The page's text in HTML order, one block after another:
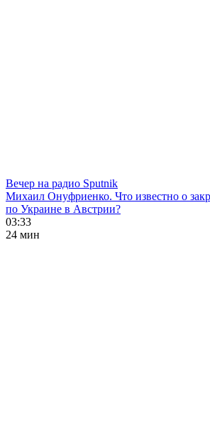
Вечер на радио Sputnik
Михаил Онуфриенко. Что известно о
по Украине в Австрии?
03:33
24 мин